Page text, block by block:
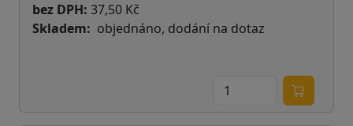
bez DPH: 37,50 Kč
Skladem
objednáno, dodání na dotaz